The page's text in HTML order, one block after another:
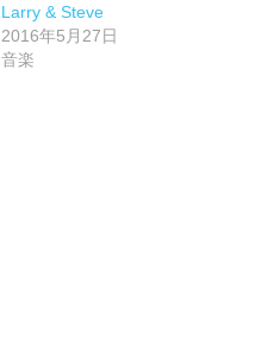
Larry & Steve
2016年5月27日
音楽